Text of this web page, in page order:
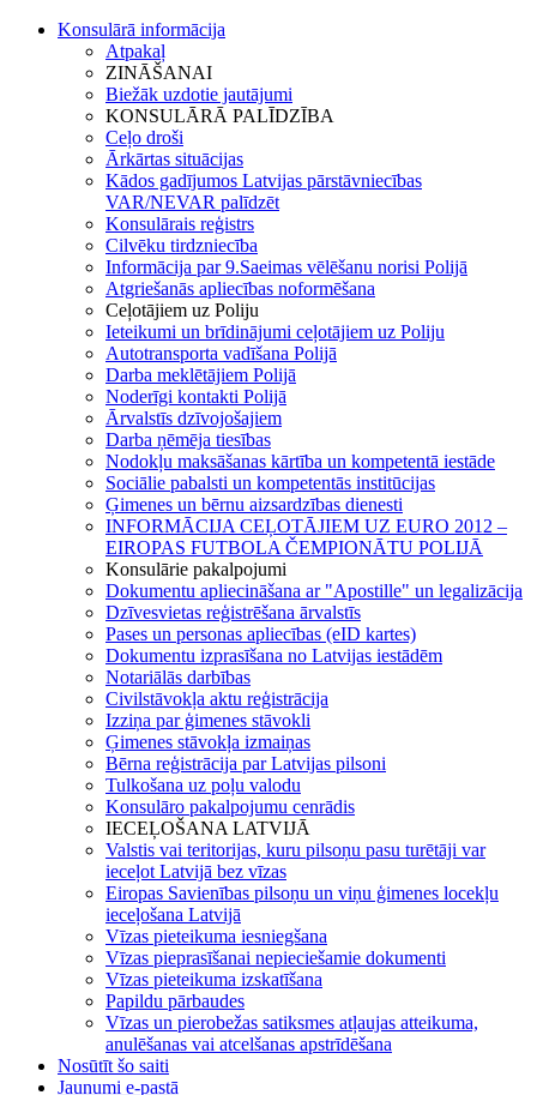
Konsulārā informācija
Atpakaļ
ZINĀŠANAI
Biežāk uzdotie jautājumi
KONSULĀRĀ PALĪDZĪBA
Ceļo droši
Ārkārtas situācijas
Kādos gadījumos Latvijas pārstāvniecības
VAR/NEVAR palīdzēt
Konsulārais reģistrs
Cilvēku tirdzniecība
Informācija par 9.Saeimas vēlēšanu norisi Polijā
Atgriešanās apliecības noformēšana
Ceļotājiem uz Poliju
Ieteikumi un brīdinājumi ceļotājiem uz Poliju
Autotransporta vadīšana Polijā
Darba meklētājiem Polijā
Noderīgi kontakti Polijā
Ārvalstīs dzīvojošajiem
Darba ņēmēja tiesības
Nodokļu maksāšanas kārtība un kompetentā iestāde
Sociālie pabalsti un kompetentās institūcijas
Ģimenes un bērnu aizsardzības dienesti
INFORMĀCIJA CEĻOTĀJIEM UZ EURO 2012 –
EIROPAS FUTBOLA ČEMPIONĀTU POLIJĀ
Konsulārie pakalpojumi
Dokumentu apliecināšana ar "Apostille" un legalizācija
Dzīvesvietas reģistrēšana ārvalstīs
Pases un personas apliecības (eID kartes)
Dokumentu izprasīšana no Latvijas iestādēm
Notariālās darbības
Civilstāvokļa aktu reģistrācija
Izziņa par ģimenes stāvokli
Ģimenes stāvokļa izmaiņas
Bērna reģistrācija par Latvijas pilsoni
Tulkošana uz poļu valodu
Konsulāro pakalpojumu cenrādis
IECEĻOŠANA LATVIJĀ
Valstis vai teritorijas, kuru pilsoņu pasu turētāji var
ieceļot Latvijā bez vīzas
Eiropas Savienības pilsoņu un viņu ģimenes locekļu
ieceļošana Latvijā
Vīzas pieteikuma iesniegšana
Vīzas pieprasīšanai nepieciešamie dokumenti
Vīzas pieteikuma izskatīšana
Papildu pārbaudes
Vīzas un pierobežas satiksmes atļaujas atteikuma,
anulēšanas vai atcelšanas apstrīdēšana
Nosūtīt šo saiti
Jaunumi e-pastā